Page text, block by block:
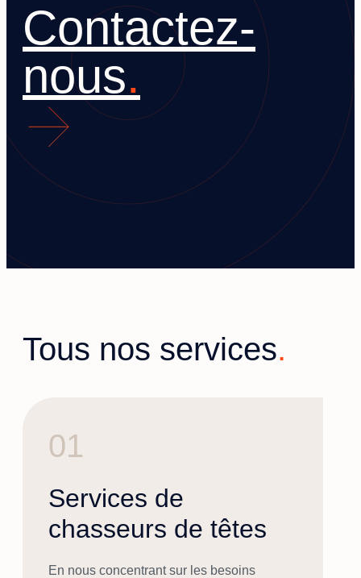
Contactez-
nous
Tous nos services
01
Services de
chasseurs de têtes
En nous concentrant sur les besoins